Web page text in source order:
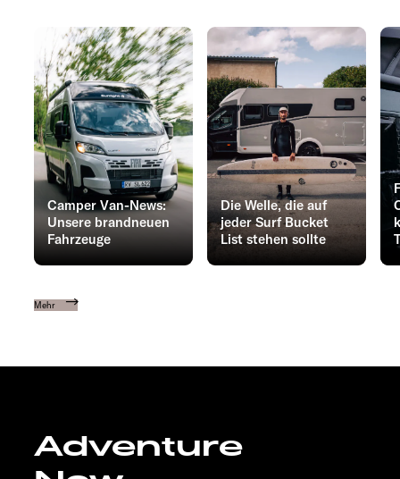
Camper Van-News:
Unsere brandneuen
Fahrzeuge
Die Welle, die auf
jeder Surf Bucket
List stehen sollte
Mehr
Adventure